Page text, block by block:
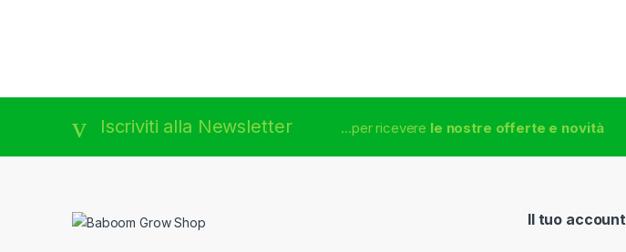
Iscriviti alla Newsletter ...per ricevere le nostre offerte e novità
Il tuo account